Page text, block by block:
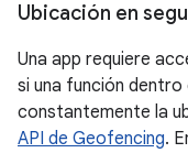
Ubicación en
Una app requiere
si una función
constantemente la
API de Geofencing.